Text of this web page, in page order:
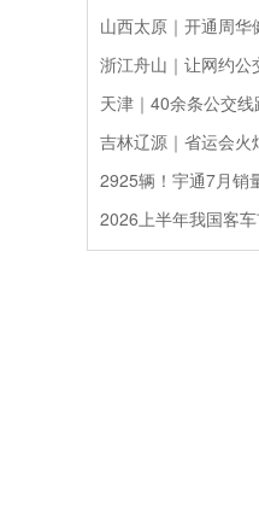
天津｜40余条公交线
2026上半年我国客